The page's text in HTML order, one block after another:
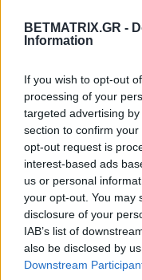
BETMATRIX.GR -
Information
If you wish to opt-out
processing of your
targeted advertising
section to confirm
opt-out request is
interest-based ads
us or personal
your opt-out. You may
disclosure of your
IAB’s list of
also be disclosed by
Downstream
δέκατο all time
συμμετοχές.
ΗΠΑ – ΠΑΡΑΓΟΥΑΗ
Η τελευταία
στον χορό είναι η
Αμερικής. Πονηρός
ζευγαριού είναι η -
Αυστραλία. Η αρχή
και όποια ομάδα
πιθανότητες να
προβάδισμα στις